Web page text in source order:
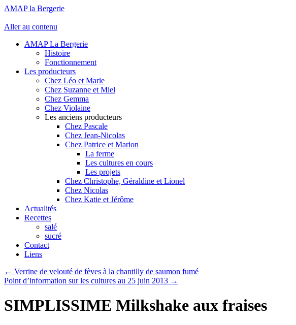
AMAP la Bergerie
Aller au contenu
AMAP La Bergerie
Histoire
Fonctionnement
Les producteurs
Chez Léo et Marie
Chez Suzanne et Miel
Chez Gemma
Chez Violaine
Les anciens producteurs
Chez Pascale
Chez Jean-Nicolas
Chez Patrice et Marion
La ferme
Les cultures en cours
Les projets
Chez Christophe, Géraldine et Lionel
Chez Nicolas
Chez Katie et Jérôme
Actualités
Recettes
salé
sucré
Contact
Liens
← Verrine de velouté de fèves à la chantilly de saumon fumé
Point d’information sur les cultures au 25 juin 2013 →
SIMPLISSIME Milkshake aux fraises